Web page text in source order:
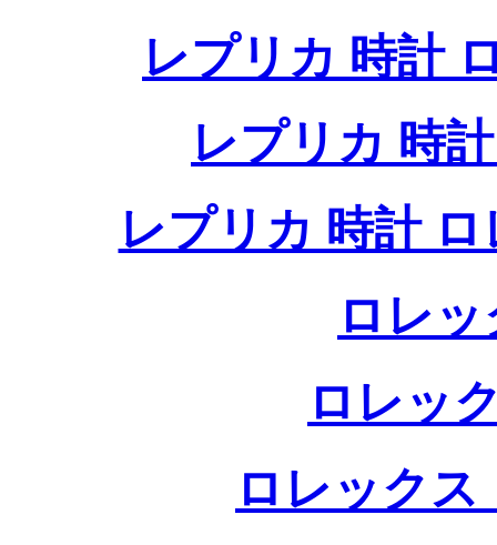
レプリカ 時計
レプリカ 時
レプリカ 時計
ロレ
ロレッ
ロレックス